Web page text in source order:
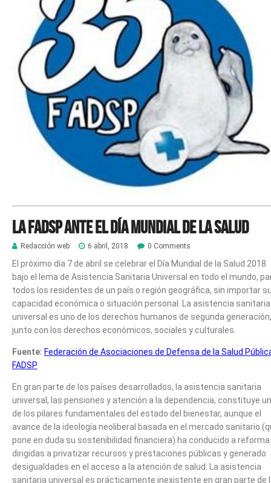
La FADSP ante el Día Mundial de la Salud
Redacción web 6 abril, 2018 0 Comments
El próximo día 7 de abril se celebrar el Día Mundial de la Salud 2018
bajo el lema de Asistencia Sanitaria Universal en todo el mundo,
todos los residentes de un país o región geográfica, sin importar
capacidad económica o situación personal. La asistencia sanitaria
universal es uno de los derechos humanos de segunda generación,
junto con los derechos económicos, sociales y culturales.
Fuente: Federación de Asociaciones de Defensa de la Salud
FADSP
En gran parte de los países desarrollados, la asistencia sanitaria
universal, las pensiones y atención a la dependencia, constituye
de los pilares fundamentales del estado del bienestar, aunque el
avance de la ideología neoliberal basada en el mercado sanitario
pone en duda su sostenibilidad financiera) ha conducido a reforma
dirigidas a privatizar recursos y prestaciones públicas y generado
desigualdades en el acceso a la atención de salud. La asistencia
sanitaria universal es prácticamente inexistente en gran parte de